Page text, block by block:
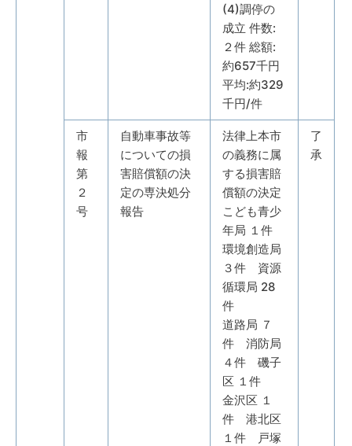
(4)調停の
成立 件数:
２件 総額:
約657千円
平均:約329
千円/件
市
報
第
２
号
自動車事故等
についての損
害賠償額の決
定の専決処分
報告
法律上本市
の義務に属
する損害賠
償額の決定
こども青少
年局 １件
環境創造局
３件 資源
循環局 28
件
道路局 ７
件 消防局
４件 磯子
区 １件
金沢区 １
件 港北区
１件 戸塚
了
承